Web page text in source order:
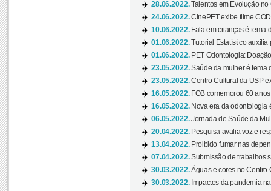
28.06.2022.Talentos em Evolução no
24.06.2022.CinePET exibe filme
10.06.2022. Fala em crianças é tema
01.06.2022.Tutorial Estatístico auxilia
01.06.2022. PET Odontologia:
23.05.2022.Saúde da mulher é tema
23.05.2022.Centro Cultural da USP
16.05.2022. FOB comemorou 60
16.05.2022. Nova era da odontologia
06.05.2022.Jornada de Saúde da
20.04.2022. Pesquisa avalia voz e
13.04.2022. Proibido fumar nas
07.04.2022.Submissão de trabalhos
30.03.2022.Águas e cores no Centro
30.03.2022. Impactos da pandemia